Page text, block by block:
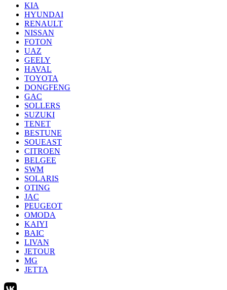
KIA
HYUNDAI
RENAULT
NISSAN
FOTON
UAZ
GEELY
HAVAL
TOYOTA
DONGFENG
GAC
SOLLERS
SUZUKI
TENET
BESTUNE
SOUEAST
CITROEN
BELGEE
SWM
SOLARIS
OTING
JAC
PEUGEOT
OMODA
KAIYI
BAIC
LIVAN
JETOUR
MG
JETTA